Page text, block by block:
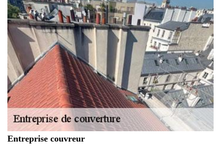
Entreprise couvreur